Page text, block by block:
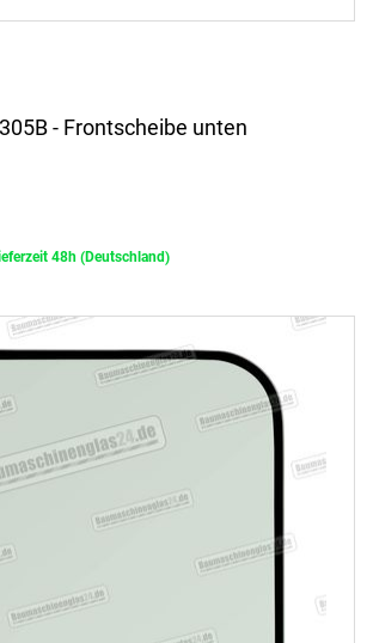
- Frontscheibe unten
48h (Deutschland)